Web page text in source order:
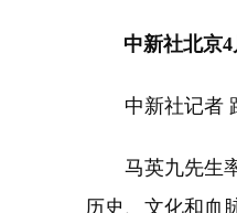
中新社北京
中新社记者
马英九先生率
历史、文化和血